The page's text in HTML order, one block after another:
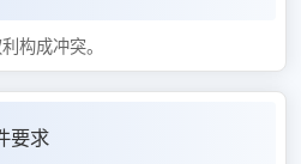
构成冲突。
要求